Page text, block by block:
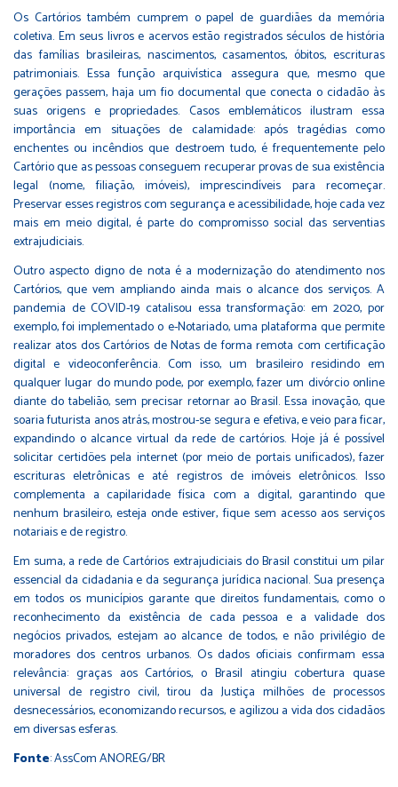
Os Cartórios também cumprem o papel de guardiães da memória
coletiva. Em seus livros e acervos estão registrados séculos de história
das famílias brasileiras, nascimentos, casamentos, óbitos, escrituras
patrimoniais. Essa função arquivística assegura que, mesmo que
gerações passem, haja um fio documental que conecta o cidadão às
suas origens e propriedades. Casos emblemáticos ilustram essa
importância em situações de calamidade: após tragédias como
enchentes ou incêndios que destroem tudo, é frequentemente pelo
Cartório que as pessoas conseguem recuperar provas de sua existência
legal (nome, filiação, imóveis), imprescindíveis para recomeçar.
Preservar esses registros com segurança e acessibilidade, hoje cada vez
mais em meio digital, é parte do compromisso social das serventias
extrajudiciais.
Outro aspecto digno de nota é a modernização do atendimento nos
Cartórios, que vem ampliando ainda mais o alcance dos serviços. A
pandemia de COVID-19 catalisou essa transformação: em 2020, por
exemplo, foi implementado o e-Notariado, uma plataforma que permite
realizar atos dos Cartórios de Notas de forma remota com certificação
digital e videoconferência. Com isso, um brasileiro residindo em
qualquer lugar do mundo pode, por exemplo, fazer um divórcio online
diante do tabelião, sem precisar retornar ao Brasil. Essa inovação, que
soaria futurista anos atrás, mostrou-se segura e efetiva, e veio para ficar,
expandindo o alcance virtual da rede de cartórios. Hoje já é possível
solicitar certidões pela internet (por meio de portais unificados), fazer
escrituras eletrônicas e até registros de imóveis eletrônicos. Isso
complementa a capilaridade física com a digital, garantindo que
nenhum brasileiro, esteja onde estiver, fique sem acesso aos serviços
notariais e de registro.
Em suma, a rede de Cartórios extrajudiciais do Brasil constitui um pilar
essencial da cidadania e da segurança jurídica nacional. Sua presença
em todos os municípios garante que direitos fundamentais, como o
reconhecimento da existência de cada pessoa e a validade dos
negócios privados, estejam ao alcance de todos, e não privilégio de
moradores dos centros urbanos. Os dados oficiais confirmam essa
relevância: graças aos Cartórios, o Brasil atingiu cobertura quase
universal de registro civil, tirou da Justiça milhões de processos
desnecessários, economizando recursos, e agilizou a vida dos cidadãos
em diversas esferas.
Fonte: AssCom ANOREG/BR